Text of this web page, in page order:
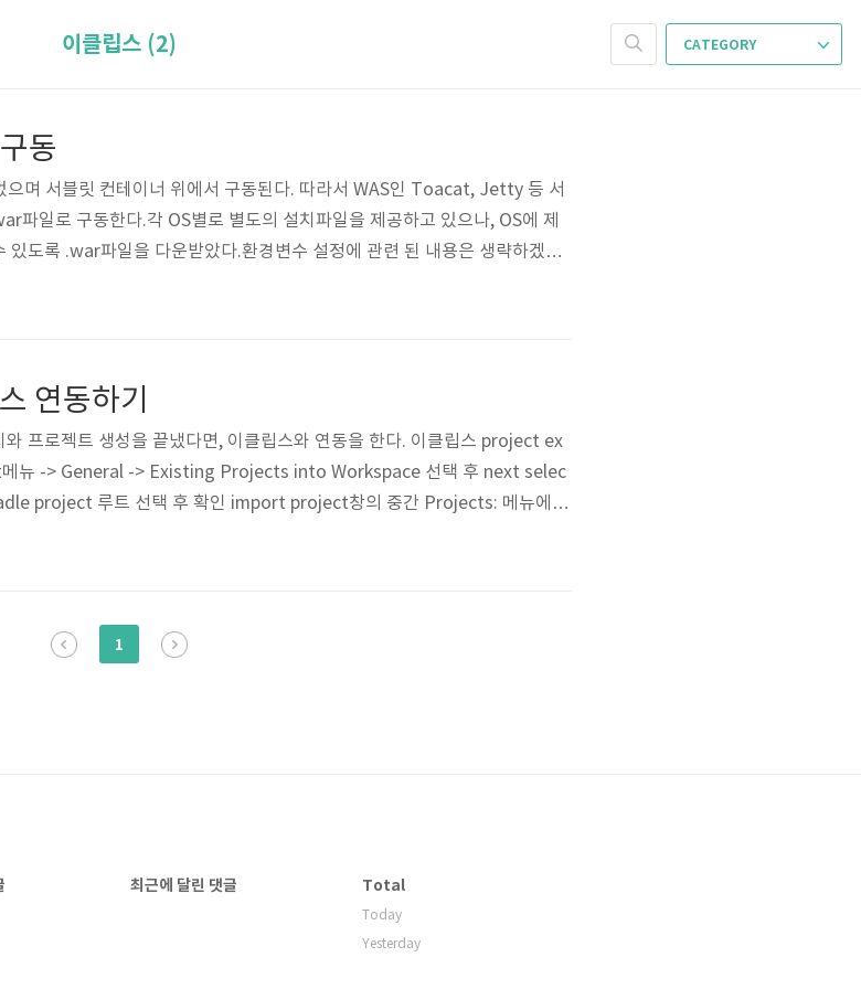
CATEGORY
이클립스 (2)
동
으며 서블릿 컨테이너 위에서 구동된다. 따라서 WAS인 Toacat, Jetty 등 서
파일로 구동한다.각 OS별로 별도의 설치파일을 제공하고 있으나, OS에 제
있도록 .war파일을 다운받았다.환경변수 설정에 관련 된 내용은 생략하겠습
java/javase/downloads/index.html 접속 후 JDK 설치 windo
연동하기
프로젝트 생성을 끝냈다면, 이클립스와 연동을 한다. 이클립스 project ex
뉴 -> General -> Existing Projects into Workspace 선택 후 next selec
project 루트 선택 후 확인 import project창의 중간 Projects: 메뉴에
eclipse명령을 수행하기 전까지 import할 수 없었던 gradle 프로젝트를
1
최근에 달린 댓글 Total
Today
Yesterday